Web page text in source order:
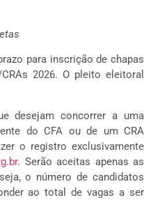
para inscrição de chapas
2026. O pleito eleitoral
desejam concorrer a uma
do CFA ou de um CRA
o registro exclusivamente
. Serão aceitas apenas as
o número de candidatos
ao total de vagas a ser